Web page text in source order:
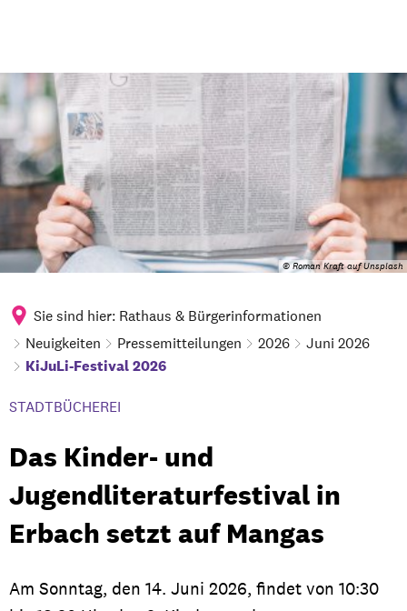
© Roman Kraft auf Unsplash
Sie sind hier: Rathaus & Bürgerinformationen
Neuigkeiten
Pressemitteilungen 2026 Juni 2026
KiJuLi-Festival 2026
STADTBÜCHEREI
Das Kinder- und
Jugendliteraturfestival in
Erbach setzt auf Mangas
Am Sonntag, den 14. Juni 2026, findet von 10:30